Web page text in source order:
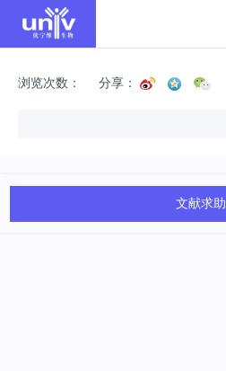
浏览次数： 分享：
文献求助